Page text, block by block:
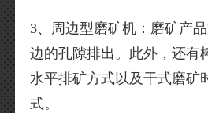
3、周边型磨矿机：磨矿产
边的孔隙排出。此外，还有
水平排矿方式以及干式磨矿
式。